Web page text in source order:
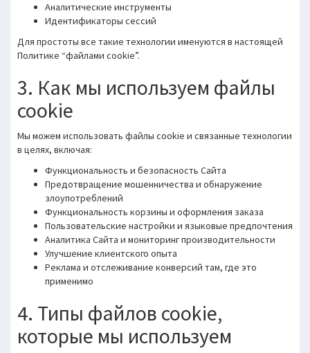
Аналитические инструменты
Идентификаторы сессий
Для простоты все такие технологии именуются в настоящей
Политике “файлами cookie”.
3. Как мы используем файлы
cookie
Мы можем использовать файлы cookie и связанные технологии
в целях, включая:
Функциональность и безопасность Сайта
Предотвращение мошенничества и обнаружение
злоупотреблений
Функциональность корзины и оформления заказа
Пользовательские настройки и языковые предпочтения
Аналитика Сайта и мониторинг производительности
Улучшение клиентского опыта
Реклама и отслеживание конверсий там, где это
применимо
4. Типы файлов cookie,
которые мы используем